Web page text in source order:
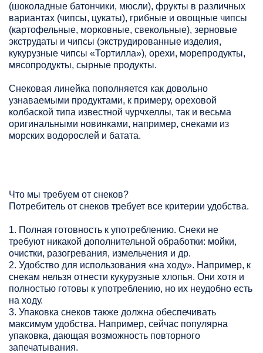
(шоколадные батончики, мюсли), фрукты в различных
вариантах (чипсы, цукаты), грибные и овощные чипсы
(картофельные, морковные, свекольные), зерновые
экструдаты и чипсы (экструдированные изделия,
кукурузные чипсы «Тортилла»), орехи, морепродукты,
мясопродукты, сырные продукты.
Снековая линейка пополняется как довольно
узнаваемыми продуктами, к примеру, ореховой
колбаской типа известной чурчхеллы, так и весьма
оригинальными новинками, например, снеками из
морских водорослей и батата.
Что мы требуем от снеков?
Потребитель от снеков требует все критерии удобства.
1. Полная готовность к употреблению. Снеки не
требуют никакой дополнительной обработки: мойки,
очистки, разогревания, измельчения и др.
2. Удобство для использования «на ходу». Например, к
снекам нельзя отнести кукурузные хлопья. Они хотя и
полностью готовы к употреблению, но их неудобно есть
на ходу.
3. Упаковка снеков также должна обеспечивать
максимум удобства. Например, сейчас популярна
упаковка, дающая возможность повторного
запечатывания.